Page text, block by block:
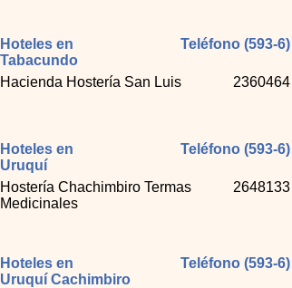
Hoteles en
Uruquí
Hoteles en
Tabacundo
2360464
Hacienda Hostería San Luis
Teléfono (593-6)
Teléfono (593-6)
Hoteles en
Uruquí Cachimbiro
Teléfono (593-6)
Hostería Chachimbiro Termas
Medicinales
2648133